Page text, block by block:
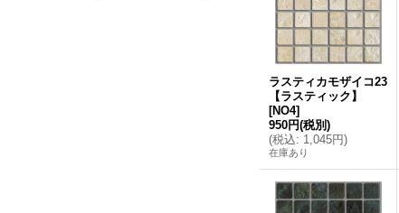
ラスティカモザイコ23
【ラスティック】
[NO4]
950円(税別)
(税込: 1,045円)
在庫あり